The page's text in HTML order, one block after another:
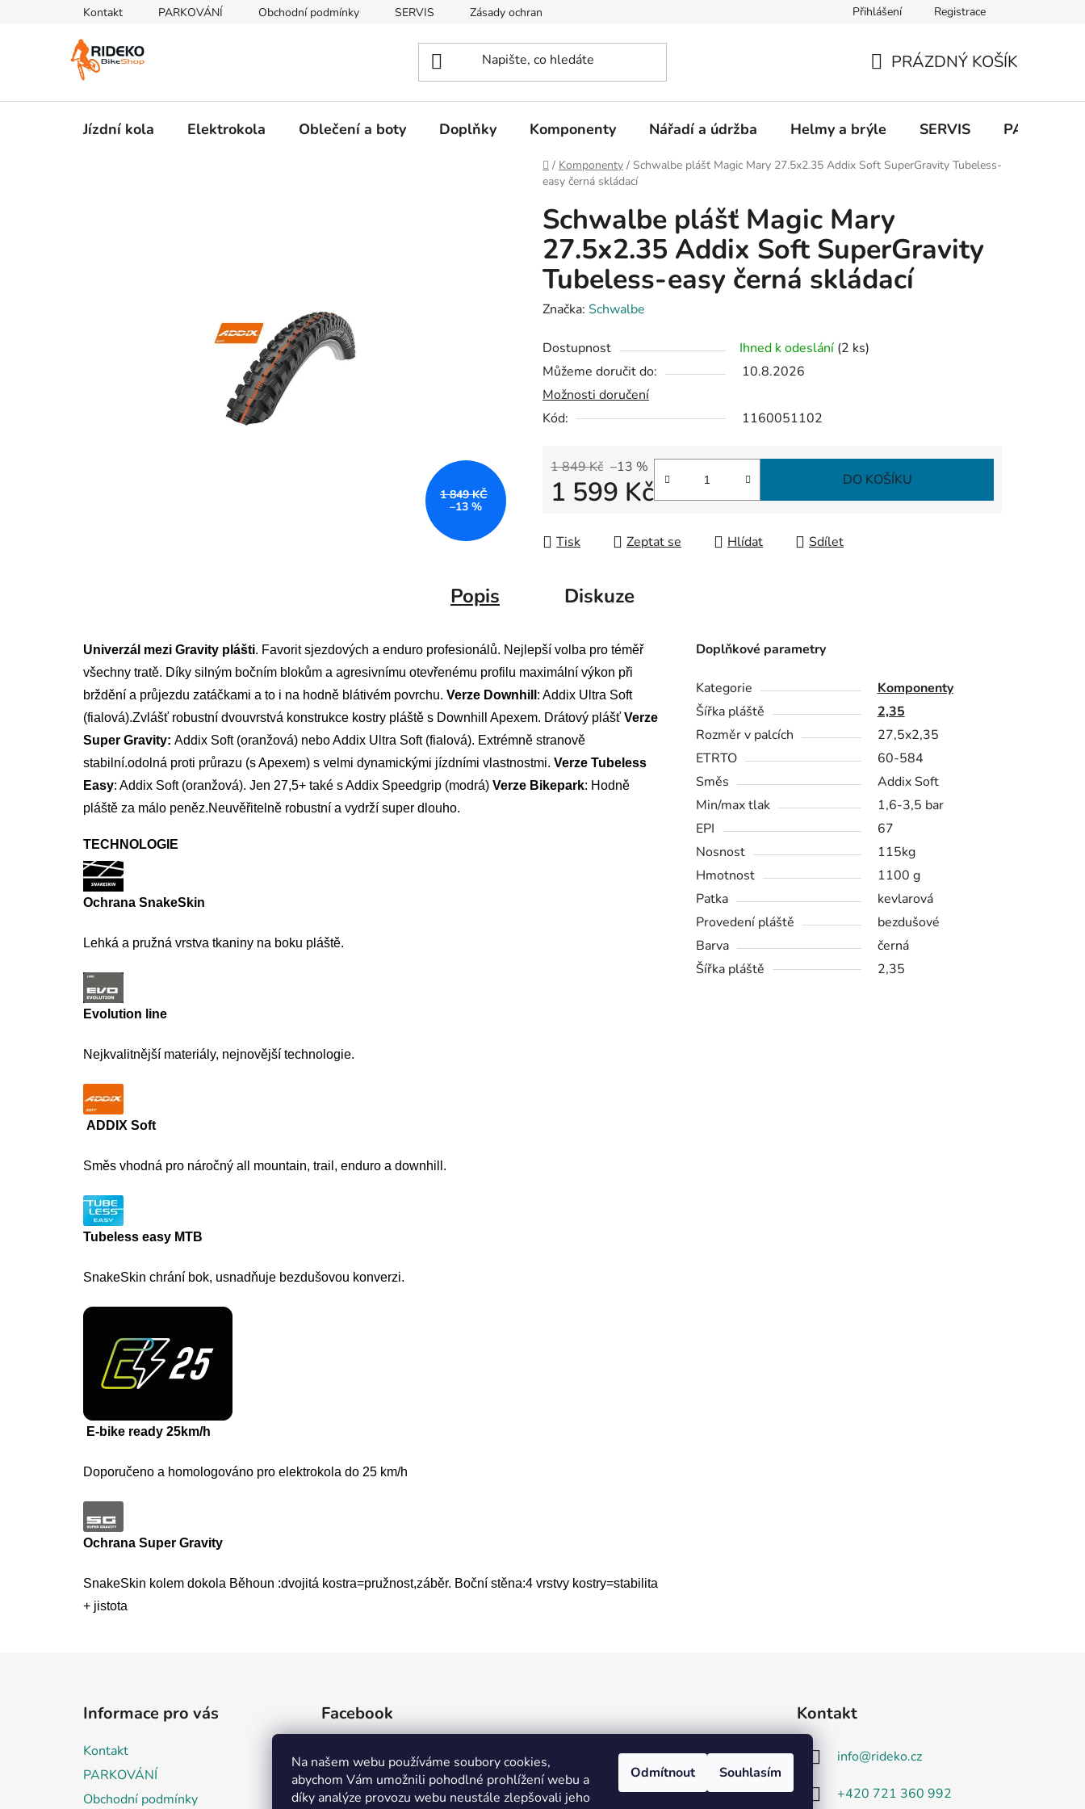
Na našem webu používáme soubory cookies,
abychom Vám umožnili pohodlné prohlížení webu a
díky analýze provozu webu neustále zlepšovali jeho
Odmítnout Souhlasím
Kontakt PARKOVÁNÍ Obchodní podmínky SERVIS Zásady ochrany osobních údajů Přihlášení Registrace
KOŠÍK
PRÁZDNÝ KOŠÍK
Jízdní kola Elektrokola Oblečení a boty Doplňky Komponenty Nářadí a údržba Helmy a brýle SERVIS
Domů
/ Komponenty / Schwalbe plášť Magic Mary 27.5x2.35 Addix Soft SuperGravity Tubeless-
easy černá skládací
Schwalbe plášť Magic Mary
27.5x2.35 Addix Soft SuperGravity
Tubeless-easy černá skládací
Značka: Schwalbe
Dostupnost Ihned k odeslání (2 ks)
Můžeme doručit do:
10.8.2026
Možnosti doručení
Kód:
1160051102
1 849 Kč –13 %
1 599 Kč DO KOŠÍKU
Tisk Zeptat se Hlídat Sdílet
1 849 KČ
–13 %
Popis Diskuze
Univerzál mezi Gravity plášti. Favorit sjezdových a enduro profesionálů. Nejlepší volba pro téměř
všechny tratě. Díky silným bočním blokům a agresivnímu otevřenému profilu maximální výkon při
brždění a průjezdu zatáčkami a to i na hodně blátivém povrchu. Verze Downhill : Addix Ultra Soft
(fialová).Zvlášť robustní dvouvrstvá konstrukce kostry pláště s Downhill Apexem. Drátový plášť Verze
Super Gravity: Addix Soft (oranžová) nebo Addix Ultra Soft (fialová). Extrémně stranově
stabilní.odolná proti průrazu (s Apexem) s velmi dynamickými jízdními vlastnostmi. Verze Tubeless
Easy: Addix Soft (oranžová). Jen 27,5+ také s Addix Speedgrip (modrá) Verze Bikepark: Hodně
pláště za málo peněz.Neuvěřitelně robustní a vydrží super dlouho.
TECHNOLOGIE
Ochrana SnakeSkin
Lehká a pružná vrstva tkaniny na boku pláště.
Evolution line
Nejkvalitnější materiály, nejnovější technologie.
ADDIX Soft
Směs vhodná pro náročný all mountain, trail, enduro a downhill.
Tubeless easy MTB
SnakeSkin chrání bok, usnadňuje bezdušovou konverzi.
E-bike ready 25km/h
Doporučeno a homologováno pro elektrokola do 25 km/h
Ochrana Super Gravity
SnakeSkin kolem dokola Běhoun :dvojitá kostra=pružnost,záběr. Boční stěna:4 vrstvy kostry=stabilita
+ jistota
Doplňkové parametry
Kategorie
Komponenty
Šířka pláště
2,35
Rozměr v palcích
27,5x2,35
ETRTO
60-584
Směs
Addix Soft
Min/max tlak
1,6-3,5 bar
EPI
67
Nosnost
115kg
Hmotnost
1100 g
Patka
kevlarová
Provedení pláště
bezdušové
Barva
černá
Šířka pláště
2,35
Informace pro vás
Kontakt
PARKOVÁNÍ
Obchodní podmínky
Facebook Kontakt
info@rideko.cz
+420 721 360 992